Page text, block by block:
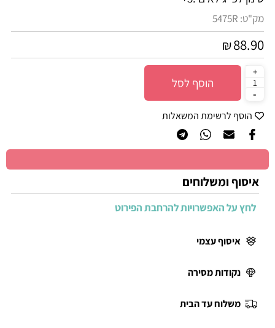
מק"ט: 5475R
₪88.90
הוסף לסל
הוסף לרשימת המשאלות
איסוף ומשלוחים
לחץ על האפשרויות להרחבת הפירוט
איסוף עצמי
נקודות מסירה
משלוח עד הבית